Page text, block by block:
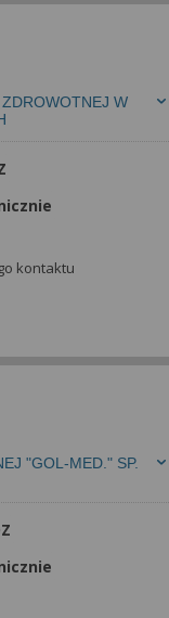
W
kontaktu
"GOL-MED." SP.